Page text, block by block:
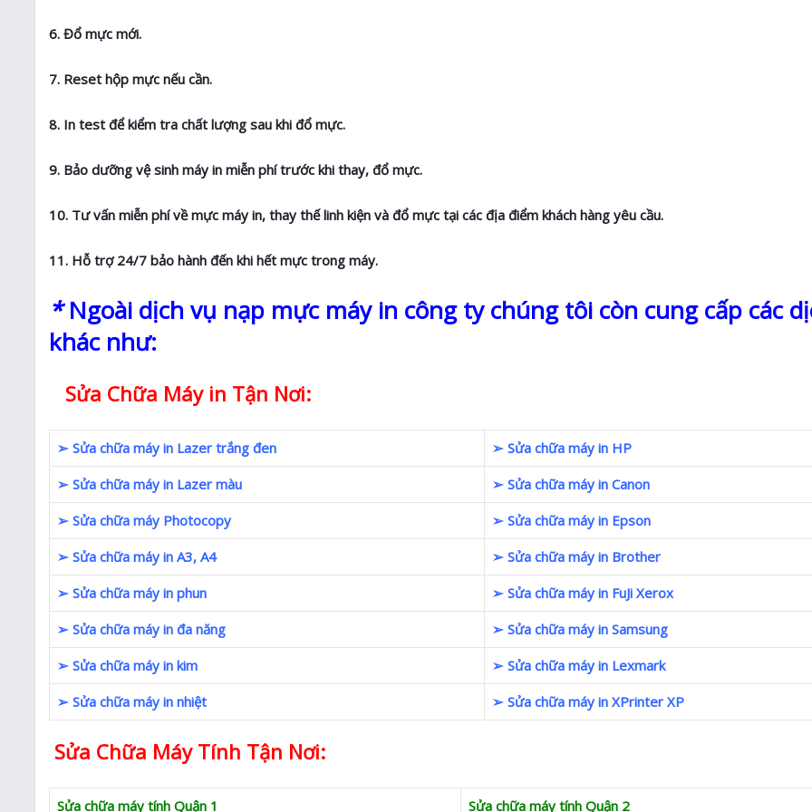
6. Đổ mực mới.
7. Reset hộp mực nếu cần.
8. In test để kiểm tra chất lượng sau khi đổ mực.
9. Bảo dưỡng vệ sinh máy in miễn phí trước khi thay, đổ mực.
10. Tư vấn miễn phí về mực máy in, thay thế linh kiện và đổ mực tại các địa điểm khách hàng yêu cầu.
11. Hỗ trợ 24/7 bảo hành đến khi hết mực trong máy.
*Ngoài dịch vụ nạp mực máy in công ty chúng tôi còn cung cấp các
khác như:
Sửa Chữa Máy in Tận Nơi:
➢ Sửa chữa máy in Lazer trắng đen
➢ Sửa chữa máy in HP
➢ Sửa chữa máy in Lazer màu
➢ Sửa chữa máy in Canon
➢ Sửa chữa máy Photocopy
➢ Sửa chữa máy in Epson
➢ Sửa chữa máy in A3, A4
➢ Sửa chữa máy in Brother
➢ Sửa chữa máy in phun
➢ Sửa chữa máy in FuJi Xerox
➢ Sửa chữa máy in đa năng
➢ Sửa chữa máy in Samsung
➢ Sửa chữa máy in kim
➢ Sửa chữa máy in Lexmark
➢ Sửa chữa máy in nhiệt
➢ Sửa chữa máy in XPrinter XP
Sửa Chữa Máy Tính Tận Nơi:
Sửa chữa máy tính Quận 1 Sửa chữa máy tính Quận 2